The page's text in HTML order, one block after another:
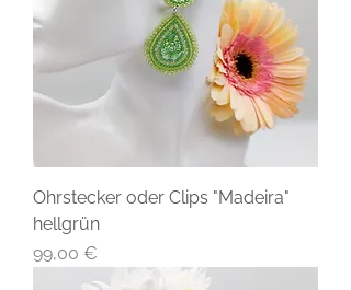
Ohrstecker oder Clips "Madeira"
hellgrün
Preis
99,00 €